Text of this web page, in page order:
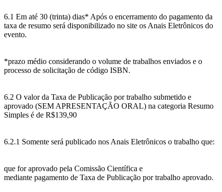
6.1 Em até 30 (trinta) dias* Após o encerramento do pagamento da
taxa de resumo será disponibilizado no site os Anais Eletrônicos do
evento.
*prazo médio considerando o volume de trabalhos enviados e o
processo de solicitação de código ISBN.
6.2 O valor da Taxa de Publicação por trabalho submetido e
aprovado (SEM APRESENTAÇÃO ORAL) na categoria Resumo
Simples é de R$139,90
6.2.1 Somente será publicado nos Anais Eletrônicos o trabalho que:
que for aprovado pela Comissão Científica e
mediante pagamento de Taxa de Publicação por trabalho aprovado.